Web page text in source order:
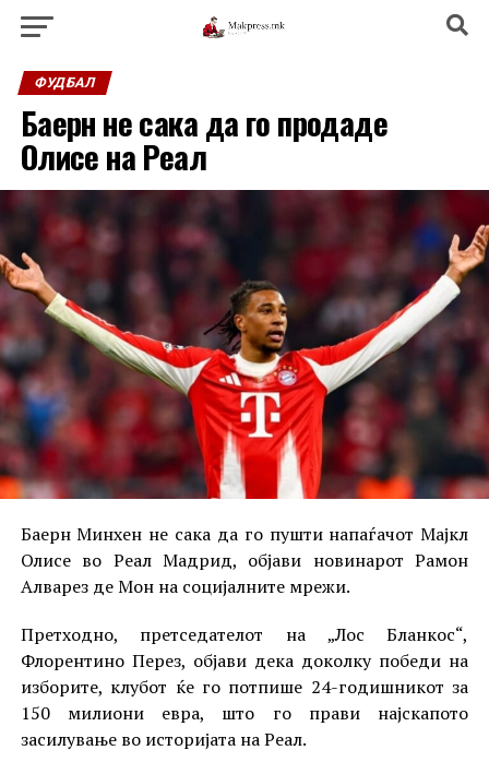
ФУДБАЛ
Баерн не сака да го продаде
Олисе на Реал
Баерн Минхен не сака да го пушти напаѓачот Мајкл
Олисе во Реал Мадрид, објави новинарот Рамон
Алварез де Мон на социјалните мрежи.
Претходно, претседателот на „Лос Бланкос“,
Флорентино Перез, објави дека доколку победи на
изборите, клубот ќе го потпише 24-годишникот за
150 милиони евра, што го прави најскапото
засилување во историјата на Реал.